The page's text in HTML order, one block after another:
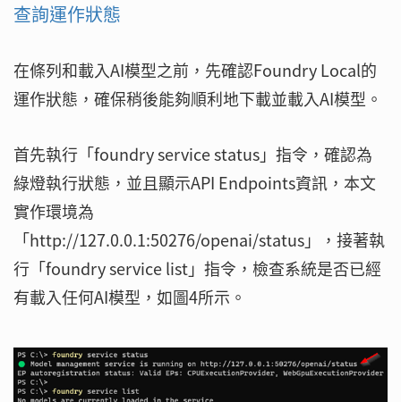
查詢運作狀態
在條列和載入AI模型之前，先確認Foundry Local的
運作狀態，確保稍後能夠順利地下載並載入AI模型。
首先執行「foundry service status」指令，確認為
綠燈執行狀態，並且顯示API Endpoints資訊，本文
實作環境為
「http://127.0.0.1:50276/openai/status」，接著執
行「foundry service list」指令，檢查系統是否已經
有載入任何AI模型，如圖4所示。